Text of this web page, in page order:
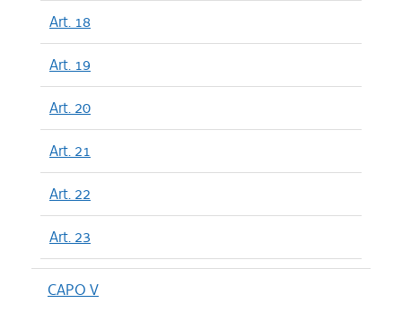
Art. 18
Art. 19
Art. 20
Art. 21
Art. 22
Art. 23
CAPO V